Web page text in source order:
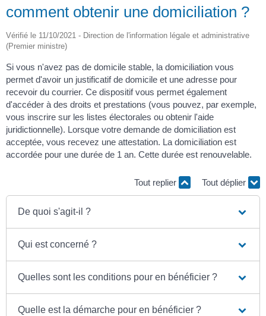
comment obtenir une domiciliation ?
Vérifié le 11/10/2021 - Direction de l'information légale et administrative
(Premier ministre)
Si vous n'avez pas de domicile stable, la domiciliation vous
permet d'avoir un justificatif de domicile et une adresse pour
recevoir du courrier. Ce dispositif vous permet également
d'accéder à des droits et prestations (vous pouvez, par exemple,
vous inscrire sur les listes électorales ou obtenir l'aide
juridictionnelle). Lorsque votre demande de domiciliation est
acceptée, vous recevez une attestation. La domiciliation est
accordée pour une durée de 1 an. Cette durée est renouvelable.
Tout replier Tout déplier
De quoi s'agit-il ?
Qui est concerné ?
Quelles sont les conditions pour en bénéficier ?
Quelle est la démarche pour en bénéficier ?